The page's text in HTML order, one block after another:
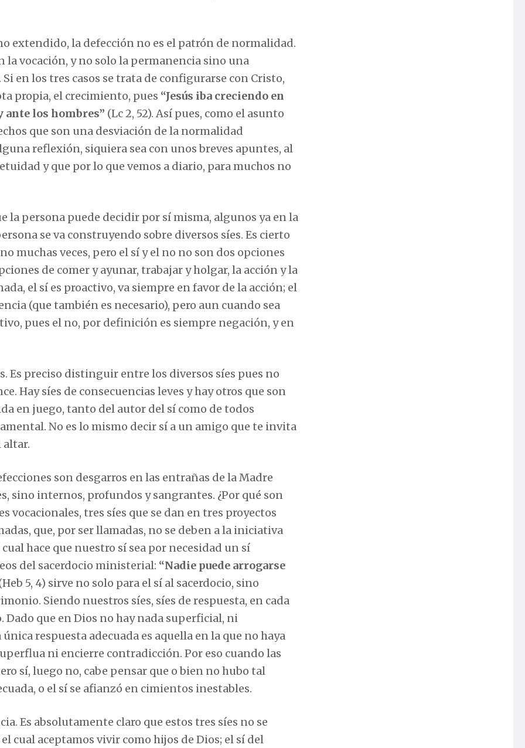
extendido, la defección no es el patrón de normalidad.
vocación, y no solo la permanencia sino una
en los tres casos se trata de configurarse con Cristo,
propia, el crecimiento, pues “Jesús iba creciendo en
ante los hombres” (Lc 2, 52). Así pues, como el asunto
que son una desviación de la normalidad
reflexión, siquiera sea con unos breves apuntes, al
y que por lo que vemos a diario, para muchos no
la persona puede decidir por sí misma, algunos ya en la
se va construyendo sobre diversos síes. Es cierto
muchas veces, pero el sí y el no no son dos opciones
de comer y ayunar, trabajar y holgar, la acción y la
el sí es proactivo, va siempre en favor de la acción; el
(que también es necesario), pero aun cuando sea
pues el no, por definición es siempre negación, y en
Es preciso distinguir entre los diversos síes pues no
Hay síes de consecuencias leves y hay otros que son
en juego, tanto del autor del sí como de todos
No es lo mismo decir sí a un amigo que te invita
altar.
son desgarros en las entrañas de la Madre
sino internos, profundos y sangrantes. ¿Por qué son
vocacionales, tres síes que se dan en tres proyectos
que, por ser llamadas, no se deben a la iniciativa
hace que nuestro sí sea por necesidad un sí
del sacerdocio ministerial: “Nadie puede arrogarse
5, 4) sirve no solo para el sí al sacerdocio, sino
Siendo nuestros síes, síes de respuesta, en cada
que en Dios no hay nada superficial, ni
respuesta adecuada es aquella en la que no haya
ni encierre contradicción. Por eso cuando las
sí, luego no, cabe pensar que o bien no hubo tal
o el sí se afianzó en cimientos inestables.
Es absolutamente claro que estos tres síes no se
cual aceptamos vivir como hijos de Dios; el sí del